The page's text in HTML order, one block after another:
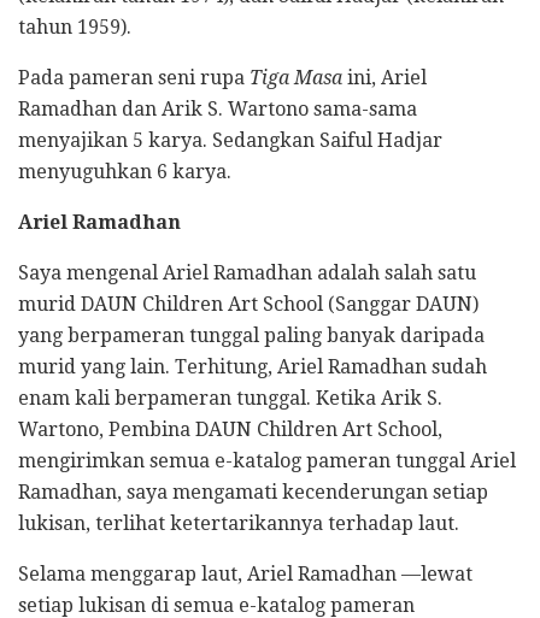
tahun 1959).
Pada pameran seni rupa Tiga Masa ini, Ariel
Ramadhan dan Arik S. Wartono sama-sama
menyajikan 5 karya. Sedangkan Saiful Hadjar
menyuguhkan 6 karya.
Ariel Ramadhan
Saya mengenal Ariel Ramadhan adalah salah satu
murid DAUN Children Art School (Sanggar DAUN)
yang berpameran tunggal paling banyak daripada
murid yang lain. Terhitung, Ariel Ramadhan sudah
enam kali berpameran tunggal. Ketika Arik S.
Wartono, Pembina DAUN Children Art School,
mengirimkan semua e-katalog pameran tunggal Ariel
Ramadhan, saya mengamati kecenderungan setiap
lukisan, terlihat ketertarikannya terhadap laut.
Selama menggarap laut, Ariel Ramadhan —lewat
setiap lukisan di semua e-katalog pameran